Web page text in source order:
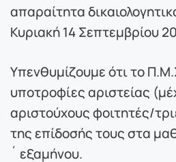
απαραίτητα
Κυριακή 14 Σεπτεμβρίου
Υπενθυμίζουμε ότι το
υποτροφίες αριστείας
αριστούχους φοιτητές/
της επίδοσής τους στα
´ εξαμήνου.